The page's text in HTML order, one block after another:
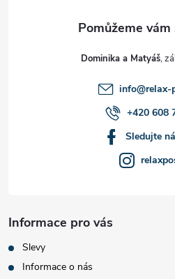
Dominika a Matyáš
info@relax-
+420 608
Sledujte
Informace pro vás
Slevy
Informace o nás